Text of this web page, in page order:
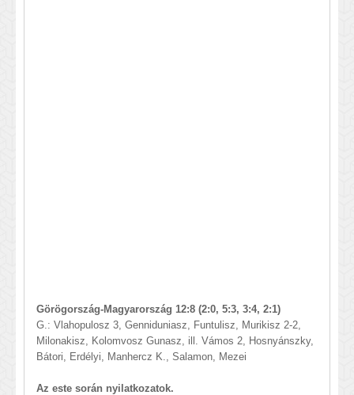
Görögország-Magyarország 12:8 (2:0, 5:3, 3:4, 2:1)
G.: Vlahopulosz 3, Genniduniasz, Funtulisz, Murikisz 2-2,
Milonakisz, Kolomvosz Gunasz, ill. Vámos 2, Hosnyánszky,
Bátori, Erdélyi, Manhercz K., Salamon, Mezei
Az este során nyilatkozatok.